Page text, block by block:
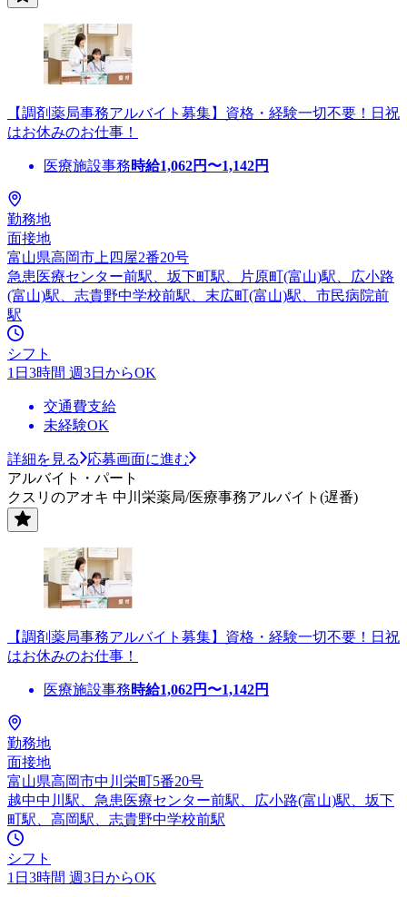
【調剤薬局事務アルバイト募集】資格・経験一切不要！日祝
はお休みのお仕事！
医療施設事務時給1,062円〜1,142円
勤務地
面接地
富山県高岡市上四屋2番20号
急患医療センター前駅、坂下町駅、片原町(富山)駅、広小路
(富山)駅、志貴野中学校前駅、末広町(富山)駅、市民病院前
駅
シフト
1日3時間 週3日からOK
交通費支給
未経験OK
詳細を見る
応募画面に進む
アルバイト・パート
クスリのアオキ 中川栄薬局/医療事務アルバイト(遅番)
【調剤薬局事務アルバイト募集】資格・経験一切不要！日祝
はお休みのお仕事！
医療施設事務時給1,062円〜1,142円
勤務地
面接地
富山県高岡市中川栄町5番20号
越中中川駅、急患医療センター前駅、広小路(富山)駅、坂下
町駅、高岡駅、志貴野中学校前駅
シフト
1日3時間 週3日からOK